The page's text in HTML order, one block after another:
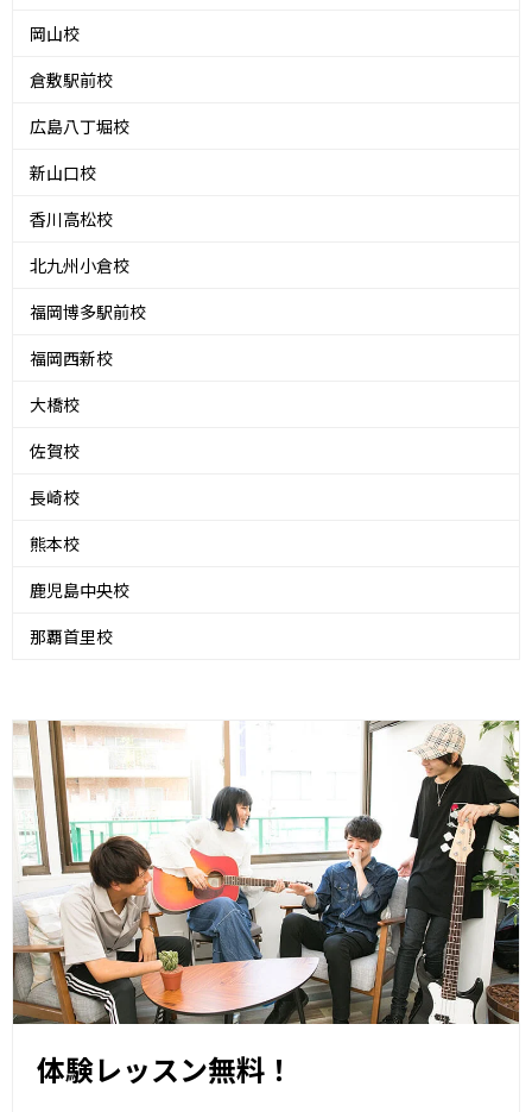
岡山校
倉敷駅前校
広島八丁堀校
新山口校
香川高松校
北九州小倉校
福岡博多駅前校
福岡西新校
大橋校
佐賀校
長崎校
熊本校
鹿児島中央校
那覇首里校
体験レッスン無料！